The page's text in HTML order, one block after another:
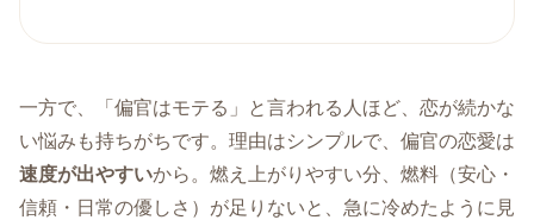
一方で、「偏官はモテる」と言われる人ほど、恋が続かな
い悩みも持ちがちです。理由はシンプルで、偏官の恋愛は
速度が出やすいから。燃え上がりやすい分、燃料（安心・
信頼・日常の優しさ）が足りないと、急に冷めたように見